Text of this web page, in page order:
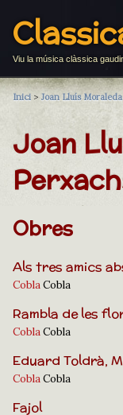
Viu la música clàssica
Inici > Joan Lluís
Joan
Obres
Als tres amics
CoblaCobla
Rambla de les
CoblaCobla
Eduard Toldrà,
CoblaCobla
Fajol